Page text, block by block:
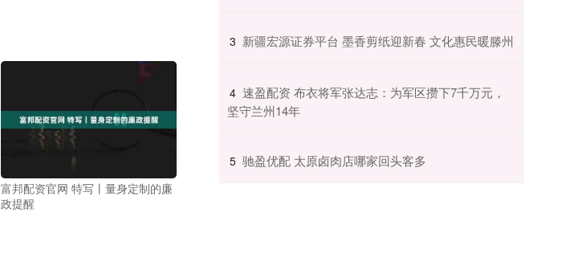
富邦配资官网 特写丨量身定制的廉
政提醒
3 ​新疆宏源证券平台 墨香剪纸迎新春 文化惠民暖滕州
4 ​速盈配资 布衣将军张达志：为军区攒下7千万元，
坚守兰州14年
5 ​驰盈优配 太原卤肉店哪家回头客多